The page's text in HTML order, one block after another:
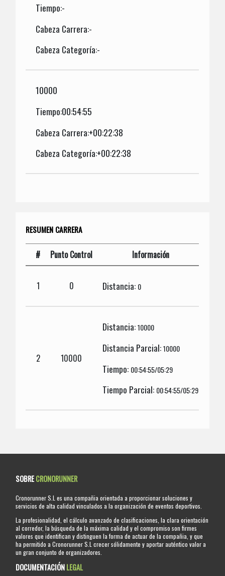
Tiempo:-
Cabeza Carrera:-
Cabeza Categoría:-
10000
Tiempo:00:54:55
Cabeza Carrera:+00:22:38
Cabeza Categoría:+00:22:38
RESUMEN CARRERA
# Punto Control Información
1 0 Distancia: 0
2 10000
Distancia:10000
Distancia Parcial:10000
Tiempo: 00:54:55/05:29
Tiempo Parcial: 00:54:55/05:29
SOBRECRONORUNNER
Cronorunner S.L es una compañia orientada a proporcionar soluciones y
servicios de alta calidad vinculados a la organización de eventos deportivos.
La profesionalidad, el cálculo avanzado de clasificaciones, la clara orientación
al corredor, la búsqueda de la máxima calidad y el compromiso son firmes
valores que identifican y distinguen la forma de actuar de la compañia, y que
ha permitido a Cronorunner S.L crecer sólidamente y aportar auténtico valor a
un gran conjunto de organizadores.
DOCUMENTACIÓNLEGAL